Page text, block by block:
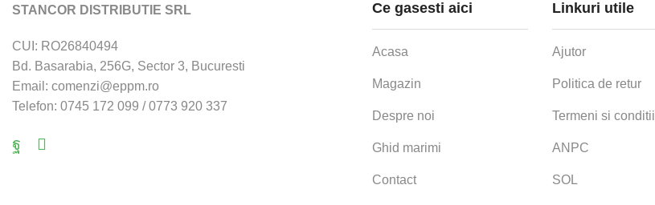
STANCOR DISTRIBUTIE SRL
CUI: RO26840494
Bd. Basarabia, 256G, Sector 3, Bucuresti
Email: comenzi@eppm.ro
Telefon: 0745 172 099 / 0773 920 337
Facebook
Ce gasesti aici
Acasa
Magazin
Despre noi
Ghid marimi
Contact
Linkuri utile
Ajutor
Politica de retur
Termeni si conditii
ANPC
SOL